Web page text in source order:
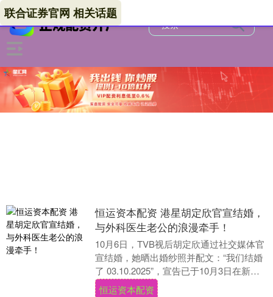
联合证券官网 相关话题
恒运资本配资 港星胡定欣官宣结婚，
与外科医生老公的浪漫牵手！
10月6日，TVB视后胡定欣通过社交媒体官
宣结婚，她晒出婚纱照并配文：“我们结婚
了 03.10.2025”，宣告已于10月3日在新西
兰与圈外男友陈健华（Akin....
恒运资本配资